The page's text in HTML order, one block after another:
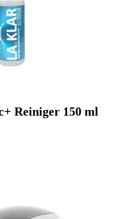
Reiniger 150 ml